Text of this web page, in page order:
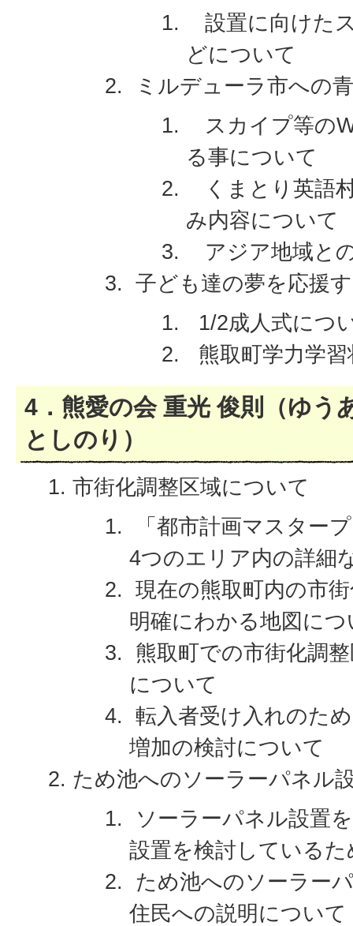
設置に向けた
どについて
ミルデューラ市への
スカイプ等の
る事について
くまとり英語
み内容について
アジア地域と
子ども達の夢を応援
1/2成人式につ
熊取町学力学
4．熊愛の会 重光 俊則（ゆう
としのり）
市街化調整区域について
「都市計画マスター
4つのエリア内の詳細
現在の熊取町内の市
明確にわかる地図につ
熊取町での市街化調
について
転入者受け入れのた
増加の検討について
ため池へのソーラーパネル
ソーラーパネル設置
設置を検討している
ため池へのソーラー
住民への説明について